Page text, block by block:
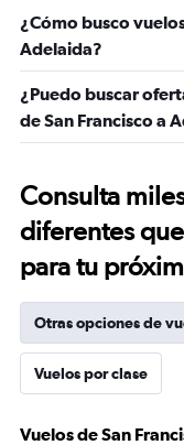
¿Cómo busco
Adelaida?
¿Puedo buscar
de San Francisco a
Consulta
diferentes
para tu
Otras opciones de
Vuelos por clase
Vuelos de San